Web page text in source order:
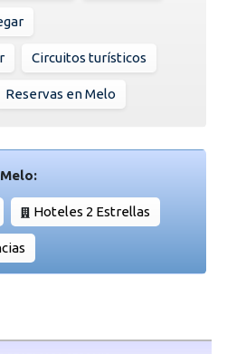
Circuitos turísticos
Reservas en Melo
Hoteles 2 Estrellas